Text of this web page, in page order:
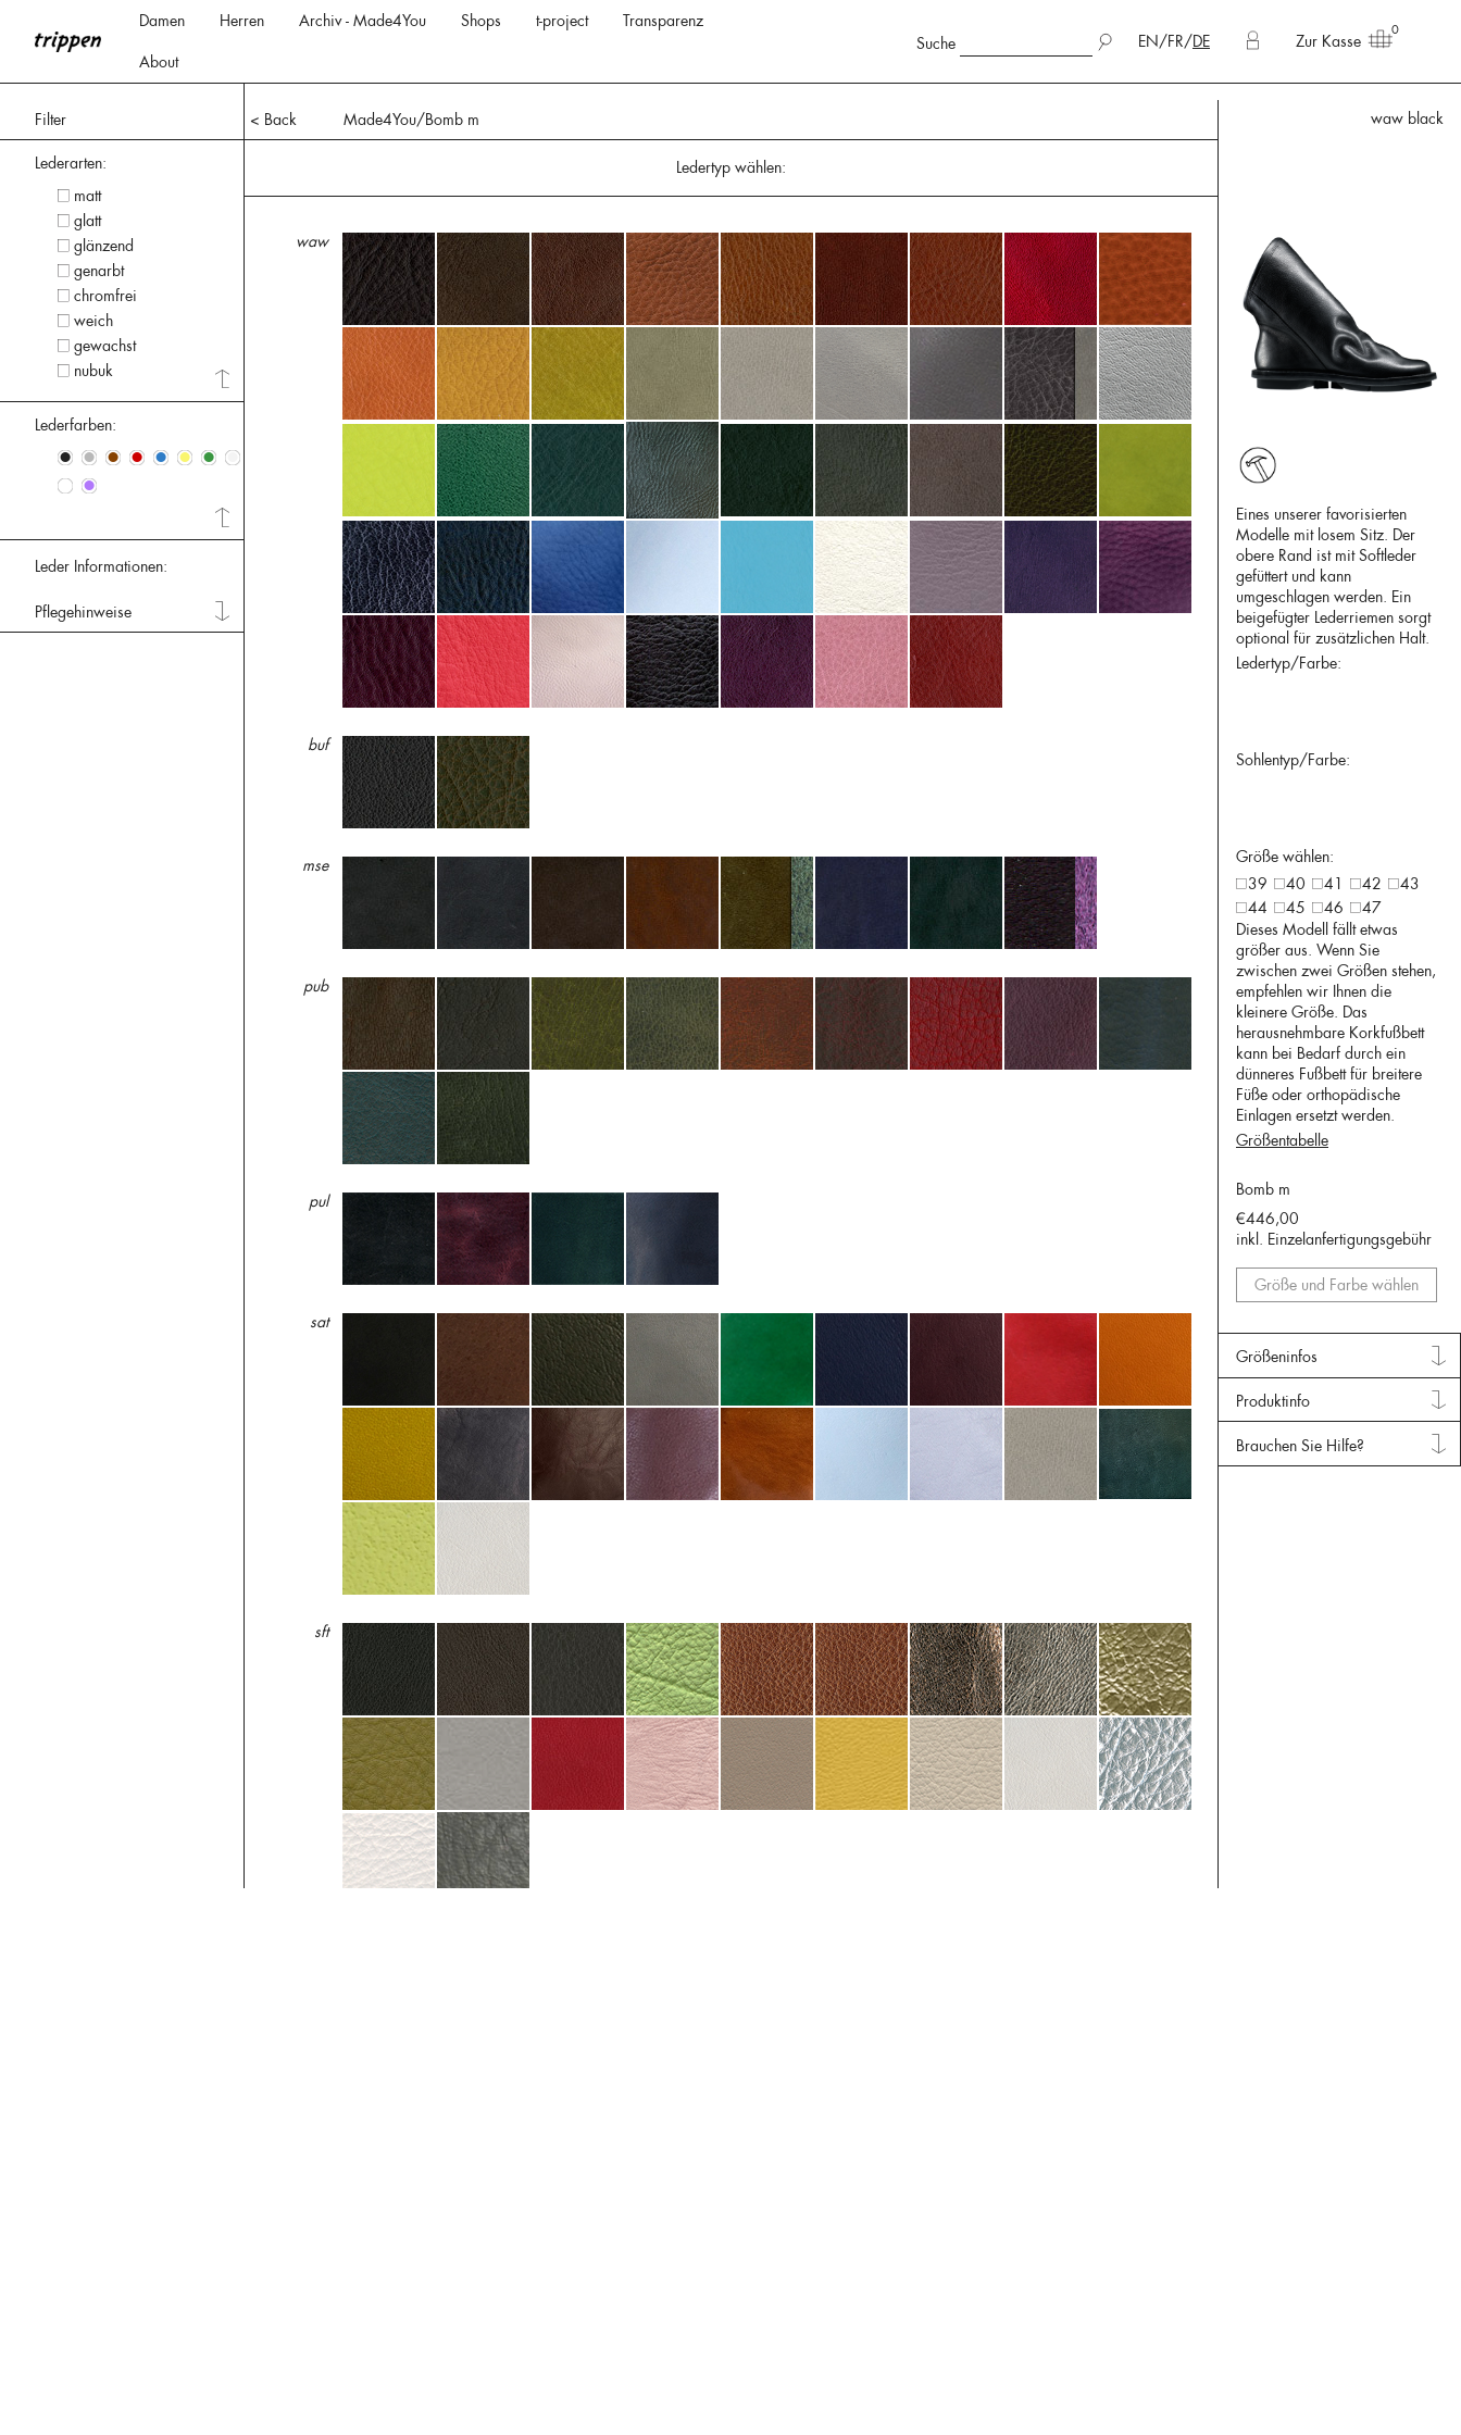
Damen Herren Archiv - Made4You Shops t-project Transparenz
About
Suche EN/FR/DE Zur Kasse
0
Filter < Back Made4You/Bomb m
Lederarten:
matt
glatt
glänzend
genarbt
chromfrei
weich
gewachst
nubuk
Lederfarben:
• • • • • • • •
• •
Leder Informationen:
Pflegehinweise
Ledertyp wählen:
waw
buf
mse
pub
pul
sat
sft
waw black
Eines unserer favorisierten
Modelle mit losem Sitz. Der
obere Rand ist mit Softleder
gefüttert und kann
umgeschlagen werden. Ein
beigefügter Lederriemen sorgt
optional für zusätzlichen Halt.
Ledertyp/Farbe:
Sohlentyp/Farbe:
Größe wählen:
39
40 41 42
43
44
45 46
47
Dieses Modell fällt etwas
größer aus. Wenn Sie
zwischen zwei Größen stehen,
empfehlen wir Ihnen die
kleinere Größe. Das
herausnehmbare Korkfußbett
kann bei Bedarf durch ein
dünneres Fußbett für breitere
Füße oder orthopädische
Einlagen ersetzt werden.
Größentabelle
Bomb m
€446,00
inkl. Einzelanfertigungsgebühr
Größe und Farbe wählen
Größeninfos
Produktinfo
Brauchen Sie Hilfe?